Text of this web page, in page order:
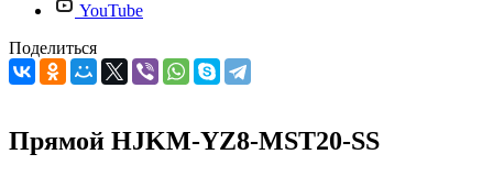
YouTube
Поделиться
Прямой HJKM-YZ8-MST20-SS